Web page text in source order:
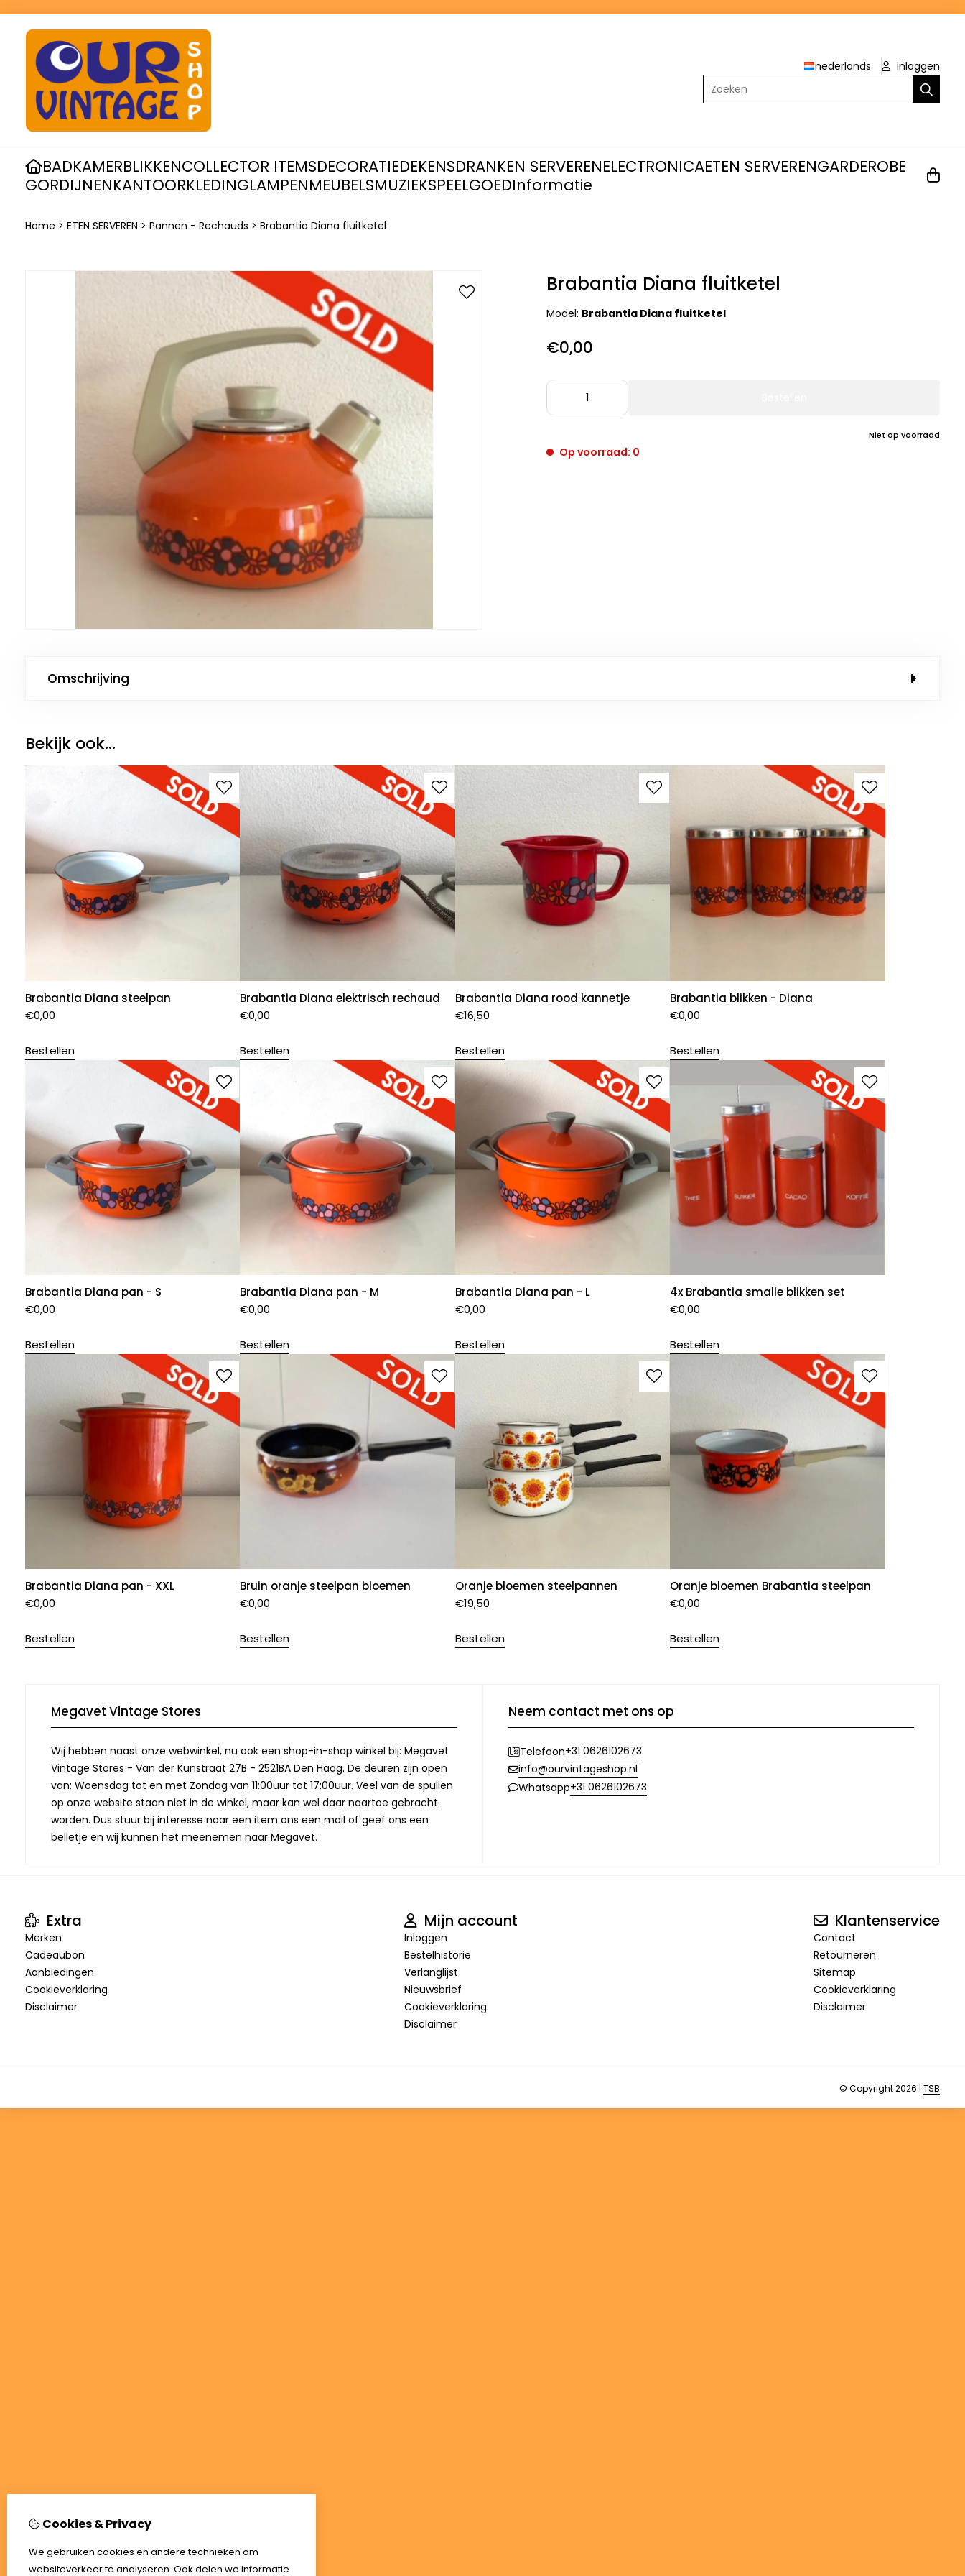
nederlands
inloggen
Zoeken
BADKAMERBLIKKENCOLLECTOR ITEMSDECORATIEDEKENSDRANKEN SERVERENELECTRONICAETEN SERVERENGARDEROBE
GORDIJNENKANTOORKLEDINGLAMPENMEUBELSMUZIEKSPEELGOEDInformatie
Home > ETEN SERVEREN > Pannen - Rechauds > Brabantia Diana fluitketel
Brabantia Diana fluitketel
Model: Brabantia Diana fluitketel
€0,00
Niet op voorraad
Op voorraad: 0
Omschrijving
Bekijk ook...
Brabantia Diana steelpan
€0,00
Bestellen
Brabantia Diana elektrisch rechaud
€0,00
Bestellen
Brabantia Diana rood kannetje
€16,50
Bestellen
Brabantia blikken - Diana
€0,00
Bestellen
Brabantia Diana pan - S
€0,00
Bestellen
Brabantia Diana pan - M
€0,00
Bestellen
Brabantia Diana pan - L
€0,00
Bestellen
4x Brabantia smalle blikken set
€0,00
Bestellen
Brabantia Diana pan - XXL
€0,00
Bestellen
Bruin oranje steelpan bloemen
€0,00
Bestellen
Oranje bloemen steelpannen
€19,50
Bestellen
Oranje bloemen Brabantia steelpan
€0,00
Bestellen
Megavet Vintage Stores
Wij hebben naast onze webwinkel, nu ook een shop-in-shop winkel bij: Megavet
Vintage Stores - Van der Kunstraat 27B - 2521BA Den Haag. De deuren zijn open
van: Woensdag tot en met Zondag van 11:00uur tot 17:00uur. Veel van de spullen
op onze website staan niet in de winkel, maar kan wel daar naartoe gebracht
worden. Dus stuur bij interesse naar een item ons een mail of geef ons een
belletje en wij kunnen het meenemen naar Megavet.
Neem contact met ons op
Telefoon+31 0626102673
info@ourvintageshop.nl
Whatsapp+31 0626102673
Extra
Merken
Cadeaubon
Aanbiedingen
Cookieverklaring
Disclaimer
Mijn account
Inloggen
Bestelhistorie
Verlanglijst
Nieuwsbrief
Cookieverklaring
Disclaimer
Klantenservice
Contact
Retourneren
Sitemap
Cookieverklaring
Disclaimer
© Copyright 2026 | TSB
Cookies & Privacy
We gebruiken cookies en andere technieken om
websiteverkeer te analyseren. Ook delen we informatie